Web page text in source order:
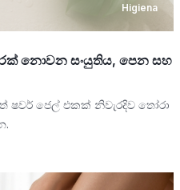
Higiena
නොවන සංයුතිය, පෙන සහ
ෂවර් ජෙල් එකක් නිවැරදිව තෝරා